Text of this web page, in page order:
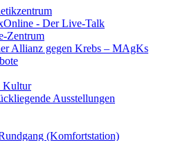
- Der Live-Talk
Zentrum
Allianz gegen Krebs – MAgKs
Kultur
Ausstellungen
(Komfortstation)